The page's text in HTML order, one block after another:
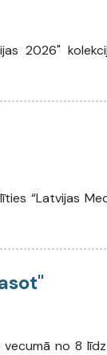
2026"
“Latvijas
no 8 līdz